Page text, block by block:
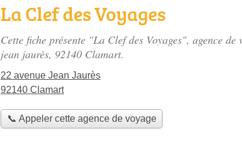
La Clef des Voyages
Cette fiche présente "La Clef des Voyages", agence de
jean jaurès, 92140 Clamart.
22 avenue Jean Jaurès
92140 Clamart
📞 Appeler cette agence de voyage